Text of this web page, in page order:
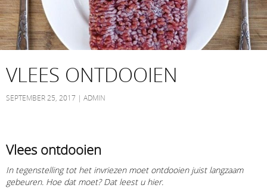
VLEES ONTDOOIEN
SEPTEMBER 25, 2017 ADMIN
Vlees ontdooien
In tegenstelling tot het invriezen moet ontdooien juist langzaam
gebeuren. Hoe dat moet? Dat leest u hier.